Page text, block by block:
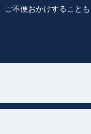
ご不便おかけすること